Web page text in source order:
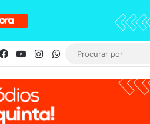
Facebook
YouTubeInstagramWhatsApp